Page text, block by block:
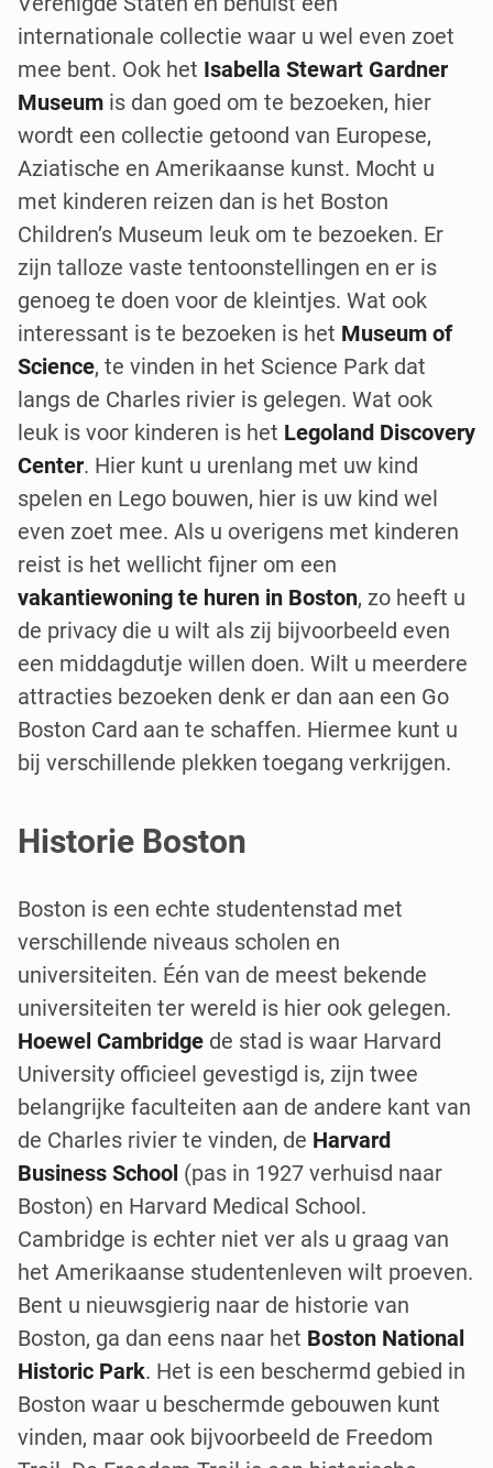
internationale collectie waar u wel even zoet
mee bent. Ook het Isabella Stewart Gardner
Museum is dan goed om te bezoeken, hier
wordt een collectie getoond van Europese,
Aziatische en Amerikaanse kunst. Mocht u
met kinderen reizen dan is het Boston
Children’s Museum leuk om te bezoeken. Er
zijn talloze vaste tentoonstellingen en er is
genoeg te doen voor de kleintjes. Wat ook
interessant is te bezoeken is het Museum of
Science, te vinden in het Science Park dat
langs de Charles rivier is gelegen. Wat ook
leuk is voor kinderen is het Legoland Discovery
Center. Hier kunt u urenlang met uw kind
spelen en Lego bouwen, hier is uw kind wel
even zoet mee. Als u overigens met kinderen
reist is het wellicht fijner om een
vakantiewoning te huren in Boston, zo heeft u
de privacy die u wilt als zij bijvoorbeeld even
een middagdutje willen doen. Wilt u meerdere
attracties bezoeken denk er dan aan een Go
Boston Card aan te schaffen. Hiermee kunt u
bij verschillende plekken toegang verkrijgen.
Historie Boston
Boston is een echte studentenstad met
verschillende niveaus scholen en
universiteiten. Één van de meest bekende
universiteiten ter wereld is hier ook gelegen.
Hoewel Cambridge de stad is waar Harvard
University officieel gevestigd is, zijn twee
belangrijke faculteiten aan de andere kant van
de Charles rivier te vinden, de Harvard
Business School (pas in 1927 verhuisd naar
Boston) en Harvard Medical School.
Cambridge is echter niet ver als u graag van
het Amerikaanse studentenleven wilt proeven.
Bent u nieuwsgierig naar de historie van
Boston, ga dan eens naar het Boston National
Historic Park. Het is een beschermd gebied in
Boston waar u beschermde gebouwen kunt
vinden, maar ook bijvoorbeeld de Freedom